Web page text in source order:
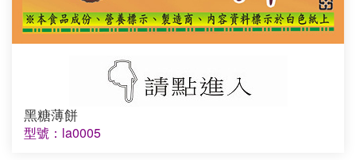
黑糖薄餅
型號：la0005